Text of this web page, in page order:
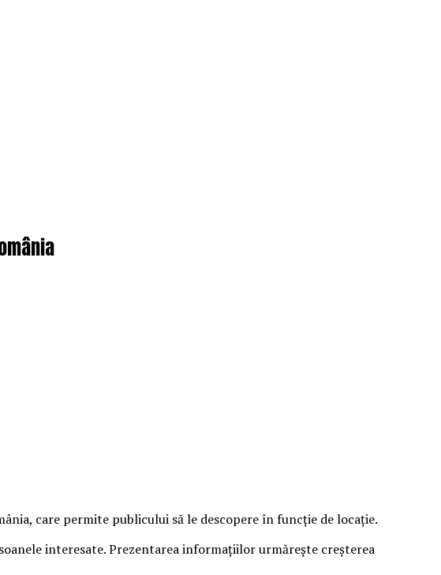
care permite publicului să le descopere în funcție de locație.
interesate. Prezentarea informațiilor urmărește creșterea